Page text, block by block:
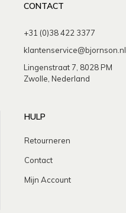
CONTACT
+31 (0)38 422 3377
klantenservice@bjornson.nl
Lingenstraat 7, 8028 PM
Zwolle, Nederland
HULP
Retourneren
Contact
Mijn Account